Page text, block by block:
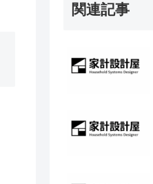
関連記事